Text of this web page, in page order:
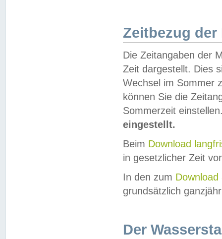
Zeitbezug der
Die Zeitangaben der
Zeit dargestellt. Dies
Wechsel im Sommer
können Sie die
Sommerzeit
eingestellt.
Beim Download
in gesetzlicher Zeit
In den zum Download
grundsätzlich
Der